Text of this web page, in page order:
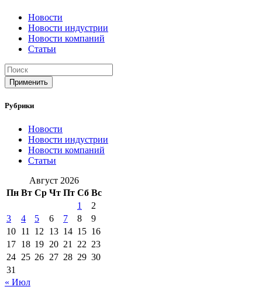
Новости
Новости индустрии
Новости компаний
Статьи
Применить
Рубрики
Новости
Новости индустрии
Новости компаний
Статьи
Август 2026
Пн Вт Ср Чт Пт Сб Вс
1
2
3
4 5 6 7 8
9
10 11 12 13 14 15 16
17 18 19 20 21 22 23
24 25 26 27 28 29 30
31
« Июл